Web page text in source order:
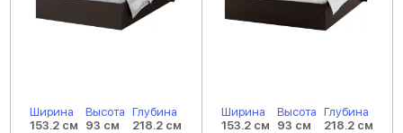
Ширина
153.2 см
Высота
93 см
Глубина
218.2 см
Ширина
153.2 см
Высота
93 см
Глубина
218.2 см